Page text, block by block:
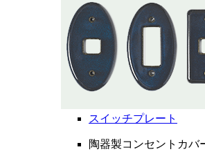
スイッチプレート
陶器製コンセントカバ